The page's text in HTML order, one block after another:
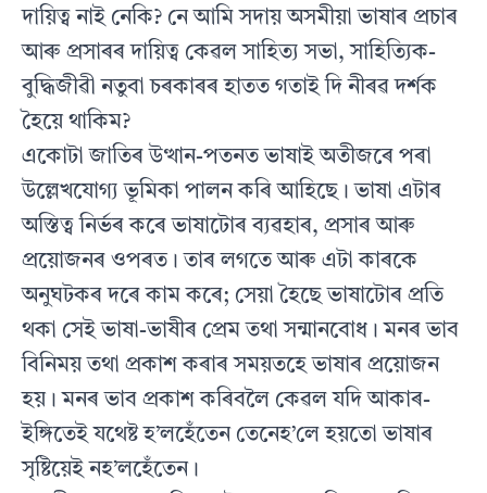
দায়িত্ব নাই নেকি? নে আমি সদায় অসমীয়া ভাষাৰ প্ৰচাৰ
আৰু প্ৰসাৰৰ দায়িত্ব কেৱল সাহিত্য সভা, সাহিত্যিক-
বুদ্ধিজীৱী নতুবা চৰকাৰৰ হাতত গতাই দি নীৰৱ দৰ্শক
হৈয়ে থাকিম?
একোটা জাতিৰ উত্থান-পতনত ভাষাই অতীজৰে পৰা
উল্লেখযোগ্য ভূমিকা পালন কৰি আহিছে। ভাষা এটাৰ
অস্তিত্ব নিৰ্ভৰ কৰে ভাষাটোৰ ব্যৱহাৰ, প্ৰসাৰ আৰু
প্ৰয়োজনৰ ওপৰত। তাৰ লগতে আৰু এটা কাৰকে
অনুঘটকৰ দৰে কাম কৰে; সেয়া হৈছে ভাষাটোৰ প্ৰতি
থকা সেই ভাষা-ভাষীৰ প্ৰেম তথা সন্মানবোধ। মনৰ ভাব
বিনিময় তথা প্ৰকাশ কৰাৰ সময়তহে ভাষাৰ প্ৰয়োজন
হয়। মনৰ ভাব প্ৰকাশ কৰিবলৈ কেৱল যদি আকাৰ-
ইঙ্গিতেই যথেষ্ট হ’লহেঁতেন তেনেহ’লে হয়তো ভাষাৰ
সৃষ্টিয়েই নহ’লহেঁতেন।